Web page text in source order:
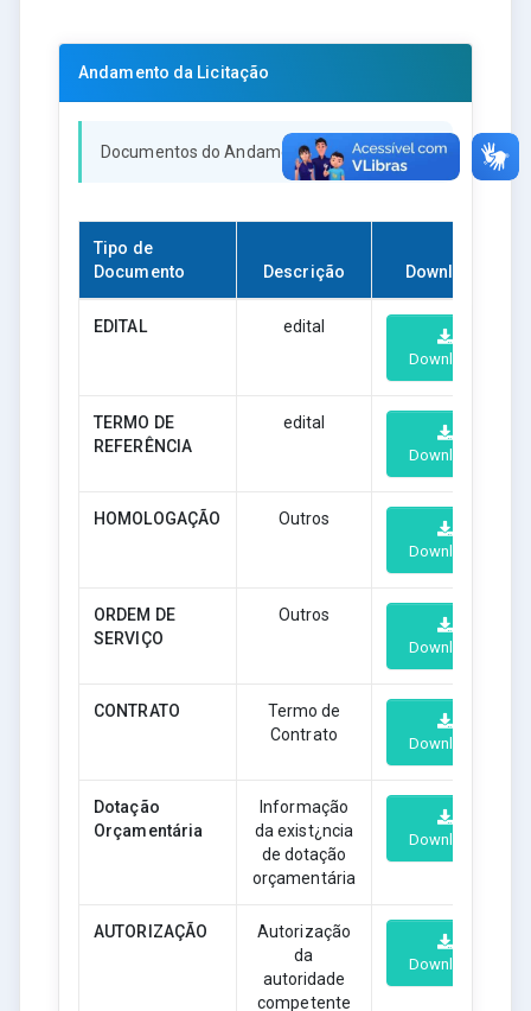
Andamento da Licitação
Documentos do Andamento da Licitação
Tipo de
Documento
Descrição Download
EDITAL edital
Download
TERMO DE
REFERÊNCIA
edital
Download
HOMOLOGAÇÃO Outros
Download
ORDEM DE
SERVIÇO
Outros
Download
CONTRATO
Termo de
Contrato
Download
Dotação
Orçamentária
Informação
da exist¿ncia
de dotação
orçamentária
Download
AUTORIZAÇÃO
Autorização
da
autoridade
competente
Download